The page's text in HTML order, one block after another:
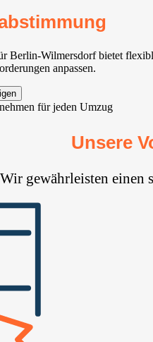
Berlin-Wilmersdorf bietet
anpassen.
Unsere
Wir gewährleisten einen